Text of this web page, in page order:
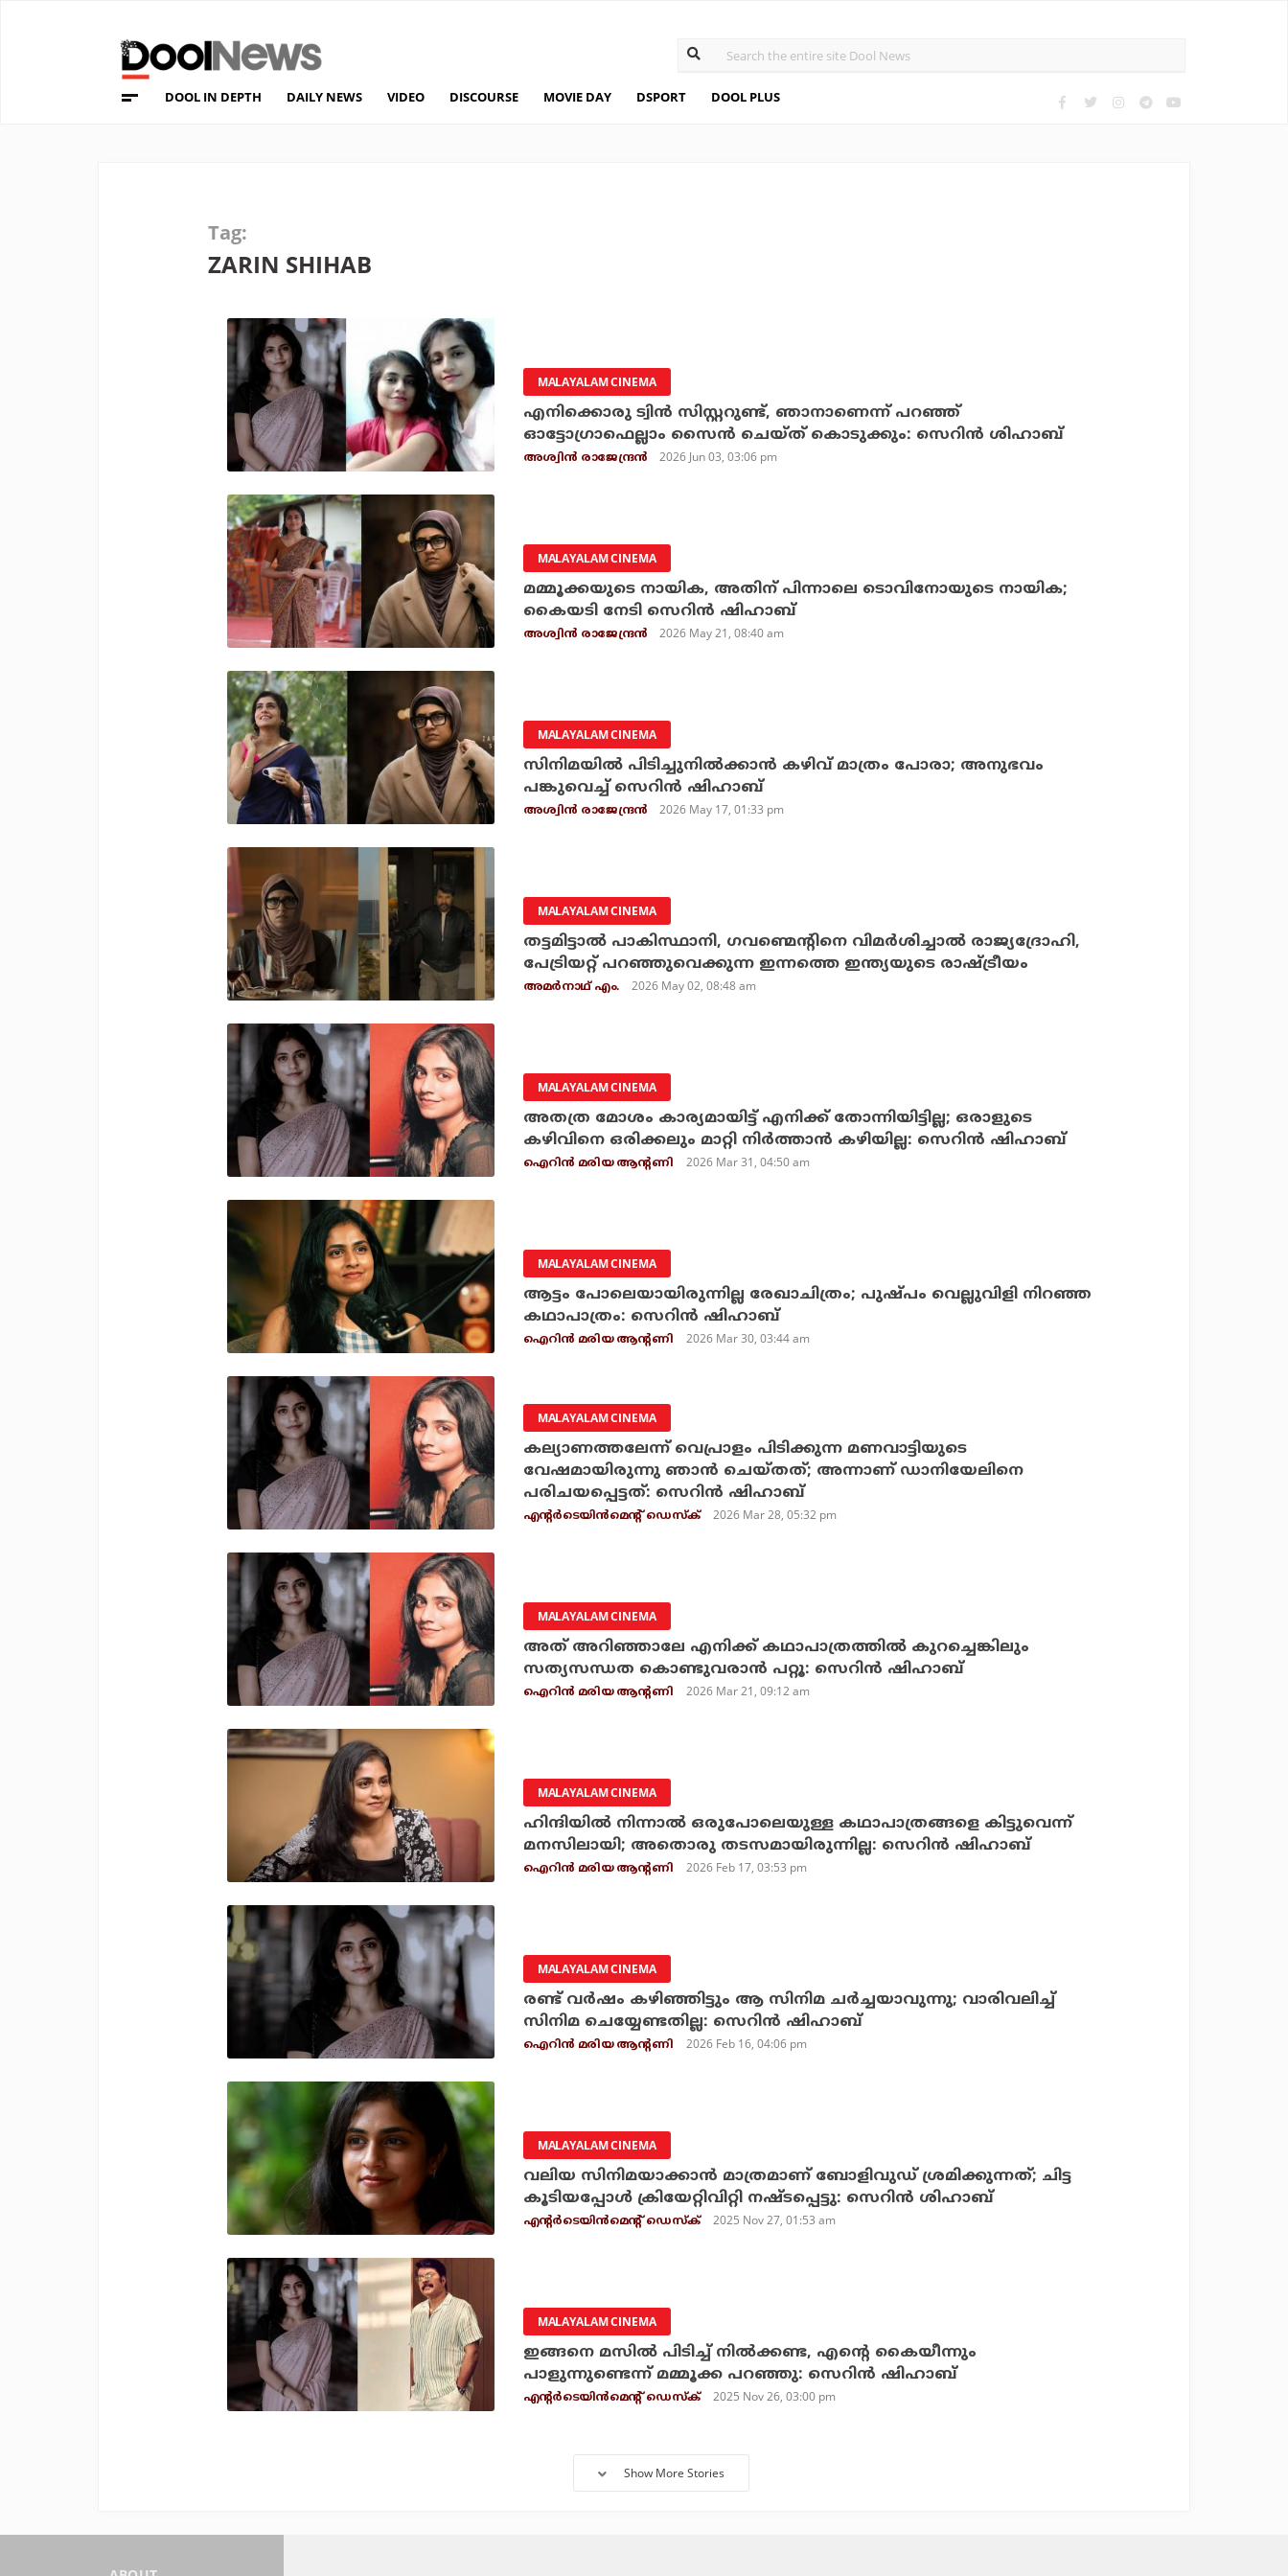
DOOL IN DEPTH DAILY NEWS VIDEO DISCOURSE MOVIE DAY DSPORT DOOL PLUS
Tag:
ZARIN SHIHAB
MALAYALAM CINEMA
എനിക്കൊരു ട്വിന്‍ സിസ്റ്ററുണ്ട്, ഞാനാണെന്ന് പറഞ്ഞ്
ഓട്ടോഗ്രാഫെല്ലാം സൈന്‍ ചെയ്ത് കൊടുക്കും: സെറിന്‍ ശിഹാബ്
അശ്വിന്‍ രാജേന്ദ്രന്‍ 2026 Jun 03, 03:06 pm
MALAYALAM CINEMA
മമ്മൂക്കയുടെ നായിക, അതിന് പിന്നാലെ ടൊവിനോയുടെ നായിക;
കൈയടി നേടി സെറിന്‍ ഷിഹാബ്
അശ്വിന്‍ രാജേന്ദ്രന്‍ 2026 May 21, 08:40 am
MALAYALAM CINEMA
സിനിമയില്‍ പിടിച്ചുനില്‍ക്കാന്‍ കഴിവ് മാത്രം പോരാ; അനുഭവം
പങ്കുവെച്ച് സെറിന്‍ ഷിഹാബ്
അശ്വിന്‍ രാജേന്ദ്രന്‍ 2026 May 17, 01:33 pm
MALAYALAM CINEMA
തട്ടമിട്ടാല്‍ പാകിസ്ഥാനി, ഗവണ്മെന്റിനെ വിമര്‍ശിച്ചാല്‍ രാജ്യദ്രോഹി,
പേട്രിയറ്റ് പറഞ്ഞുവെക്കുന്ന ഇന്നത്തെ ഇന്ത്യയുടെ രാഷ്ട്രീയം
അമര്‍നാഥ് എം. 2026 May 02, 08:48 am
MALAYALAM CINEMA
അതത്ര മോശം കാര്യമായിട്ട് എനിക്ക് തോന്നിയിട്ടില്ല; ഒരാളുടെ
കഴിവിനെ ഒരിക്കലും മാറ്റി നിര്‍ത്താന്‍ കഴിയില്ല: സെറിന്‍ ഷിഹാബ്
ഐറിന്‍ മരിയ ആന്റണി 2026 Mar 31, 04:50 am
MALAYALAM CINEMA
ആട്ടം പോലെയായിരുന്നില്ല രേഖാചിത്രം; പുഷ്പം വെല്ലുവിളി നിറഞ്ഞ
കഥാപാത്രം: സെറിന്‍ ഷിഹാബ്
ഐറിന്‍ മരിയ ആന്റണി 2026 Mar 30, 03:44 am
MALAYALAM CINEMA
കല്യാണത്തലേന്ന് വെപ്രാളം പിടിക്കുന്ന മണവാട്ടിയുടെ
വേഷമായിരുന്നു ഞാന്‍ ചെയ്തത്; അന്നാണ് ഡാനിയേലിനെ
പരിചയപ്പെട്ടത്: സെറിന്‍ ഷിഹാബ്
എന്റര്‍ടെയിന്‍മെന്റ് ഡെസ്‌ക് 2026 Mar 28, 05:32 pm
MALAYALAM CINEMA
അത് അറിഞ്ഞാലേ എനിക്ക് കഥാപാത്രത്തില്‍ കുറച്ചെങ്കിലും
സത്യസന്ധത കൊണ്ടുവരാന്‍ പറ്റൂ: സെറിന്‍ ഷിഹാബ്
ഐറിന്‍ മരിയ ആന്റണി 2026 Mar 21, 09:12 am
MALAYALAM CINEMA
ഹിന്ദിയില്‍ നിന്നാല്‍ ഒരുപോലെയുള്ള കഥാപാത്രങ്ങളെ കിട്ടുവെന്ന്
മനസിലായി; അതൊരു തടസമായിരുന്നില്ല: സെറിന്‍ ഷിഹാബ്
ഐറിന്‍ മരിയ ആന്റണി 2026 Feb 17, 03:53 pm
MALAYALAM CINEMA
രണ്ട് വര്‍ഷം കഴിഞ്ഞിട്ടും ആ സിനിമ ചര്‍ച്ചയാവുന്നു; വാരിവലിച്ച്
സിനിമ ചെയ്യേണ്ടതില്ല: സെറിന്‍ ഷിഹാബ്
ഐറിന്‍ മരിയ ആന്റണി 2026 Feb 16, 04:06 pm
MALAYALAM CINEMA
വലിയ സിനിമയാക്കാന്‍ മാത്രമാണ് ബോളിവുഡ് ശ്രമിക്കുന്നത്; ചിട്ട
കൂടിയപ്പോള്‍ ക്രിയേറ്റിവിറ്റി നഷ്ടപ്പെട്ടു: സെറിന്‍ ശിഹാബ്
എന്റര്‍ടെയിന്‍മെന്റ് ഡെസ്‌ക് 2025 Nov 27, 01:53 am
MALAYALAM CINEMA
ഇങ്ങനെ മസില്‍ പിടിച്ച് നില്‍ക്കണ്ട, എന്റെ കൈയീന്നും
പാളുന്നുണ്ടെന്ന് മമ്മൂക്ക പറഞ്ഞു: സെറിന്‍ ഷിഹാബ്
എന്റര്‍ടെയിന്‍മെന്റ് ഡെസ്‌ക് 2025 Nov 26, 03:00 pm
Show More Stories